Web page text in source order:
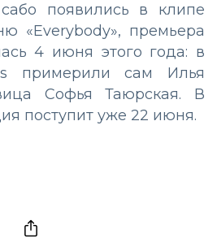
появились в клипе
«Everybody», премьера
4 июня этого года: в
примерили сам Илья
Софья Таюрская. В
поступит уже 22 июня.